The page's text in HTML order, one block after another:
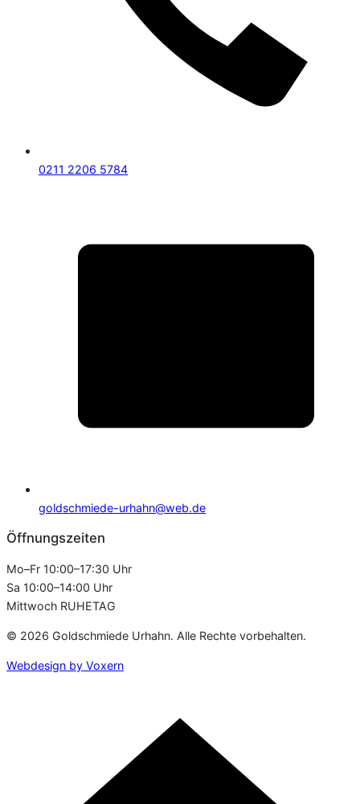
0211 2206 5784
goldschmiede-urhahn@web.de
Öffnungszeiten
Mo–Fr 10:00–17:30 Uhr
Sa 10:00–14:00 Uhr
Mittwoch RUHETAG
© 2026 Goldschmiede Urhahn. Alle Rechte vorbehalten.
Webdesign by Voxern